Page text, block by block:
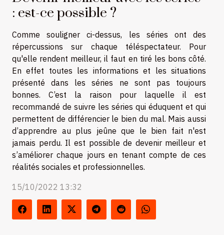
: est-ce possible ?
Comme souligner ci-dessus, les séries ont des
répercussions sur chaque téléspectateur. Pour
qu'elle rendent meilleur, il faut en tiré les bons côté.
En effet toutes les informations et les situations
présenté dans les séries ne sont pas toujours
bonnes. C’est la raison pour laquelle il est
recommandé de suivre les séries qui éduquent et qui
permettent de différencier le bien du mal. Mais aussi
d’apprendre au plus jeûne que le bien fait n'est
jamais perdu. Il est possible de devenir meilleur et
s’améliorer chaque jours en tenant compte de ces
réalités sociales et professionnelles.
15/10/2022 13:32